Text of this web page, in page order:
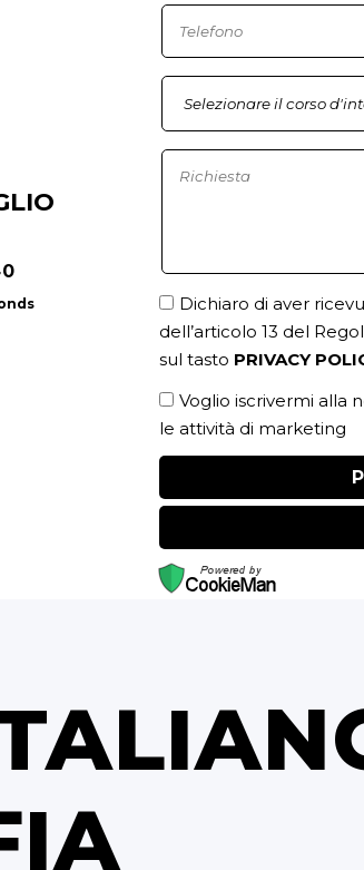
Dichiaro di aver
dell’articolo 13 del
sul tasto PRIVACY
Voglio iscrivermi alla
le attività di marketing